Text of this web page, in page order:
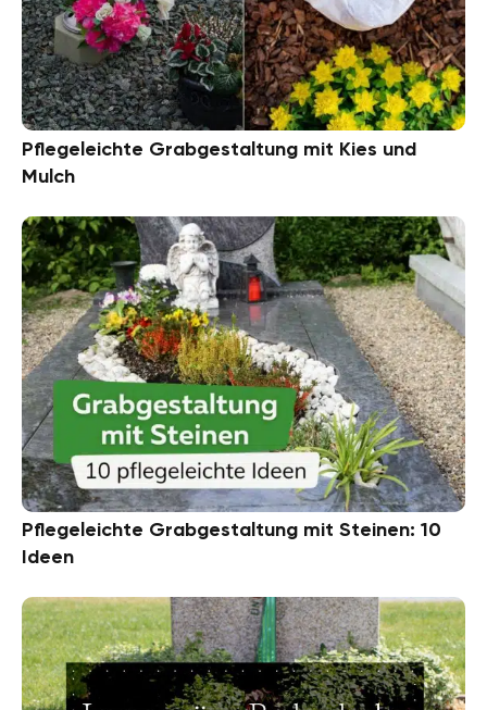
Pflegeleichte Grabgestaltung mit Kies und
Mulch
Pflegeleichte Grabgestaltung mit Steinen: 10
Ideen